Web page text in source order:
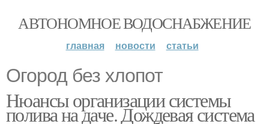
АВТОНОМНОЕ ВОДОСНАБЖЕНИЕ
главная новости статьи
Огород без хлопот
Нюансы организации системы
полива на даче. Дождевая система